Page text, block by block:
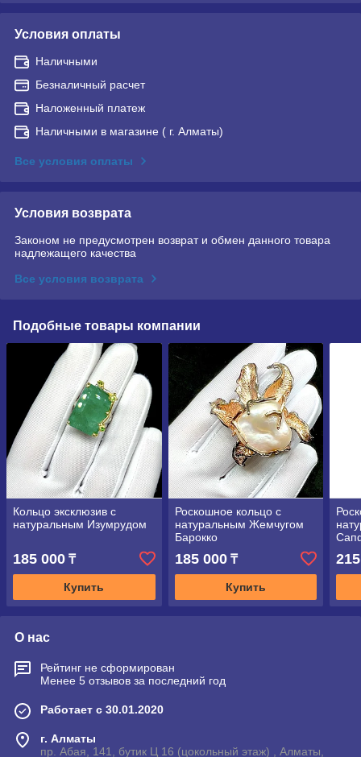
Условия оплаты
Наличными
Безналичный расчет
Наложенный платеж
Наличными в магазине ( г. Алматы)
Все условия оплаты
Условия возврата
Законом не предусмотрен возврат и обмен данного товара
надлежащего качества
Все условия возврата
Подобные товары компании
Кольцо эксклюзив с
натуральным Изумрудом
185 000 ₸
Купить
Роскошное кольцо с
натуральным Жемчугом
Барокко
185 000₸
Купить
О нас
Рейтинг не сформирован
Менее 5 отзывов за последний год
Работает с 30.01.2020
г. Алматы
пр. Абая, 141, бутик Ц 16 (цокольный этаж) , Алматы,